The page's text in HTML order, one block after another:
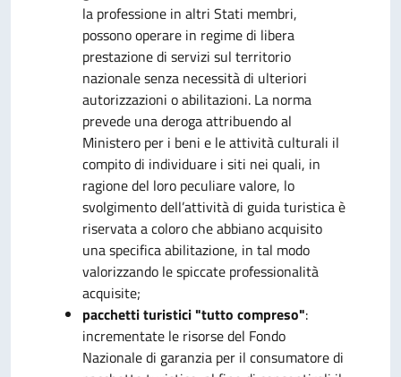
la professione in altri Stati membri,
possono operare in regime di libera
prestazione di servizi sul territorio
nazionale senza necessità di ulteriori
autorizzazioni o abilitazioni. La norma
prevede una deroga attribuendo al
Ministero per i beni e le attività culturali il
compito di individuare i siti nei quali, in
ragione del loro peculiare valore, lo
svolgimento dell’attività di guida turistica è
riservata a coloro che abbiano acquisito
una specifica abilitazione, in tal modo
valorizzando le spiccate professionalità
acquisite;
pacchetti turistici "tutto compreso":
incrementate le risorse del Fondo
Nazionale di garanzia per il consumatore di